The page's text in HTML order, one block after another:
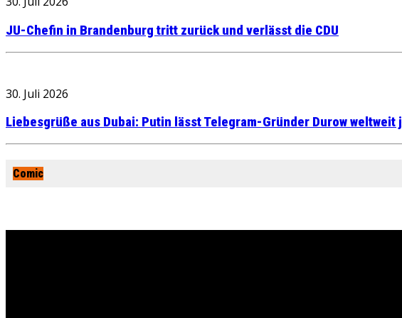
JU-Chefin in Brandenburg tritt zurück und verlässt die CDU
30. Juli 2026
Liebesgrüße aus Dubai: Putin lässt Telegram-Gründer Durow weltweit
Comic